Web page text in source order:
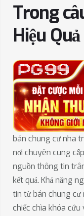
Trong
Hiệu Quả
bán chung cư nha
nơi chuyên cung
nguồn thông tin
kết quả. Khả năng
tin từ bán chung cư
chiếc chìa khóa